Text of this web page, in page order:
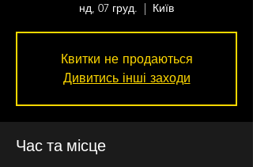
нд, 07 груд.
  |
Київ
Квитки не продаються
Дивитись інші заходи
Час та місце